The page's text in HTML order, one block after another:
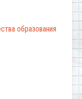
образования